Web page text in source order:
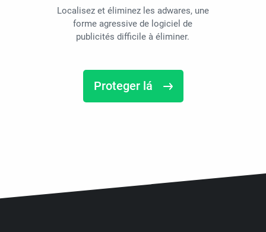
Localisez et éliminez les adwares, une
forme agressive de logiciel de
publicités difficile à éliminer.
Proteger lá